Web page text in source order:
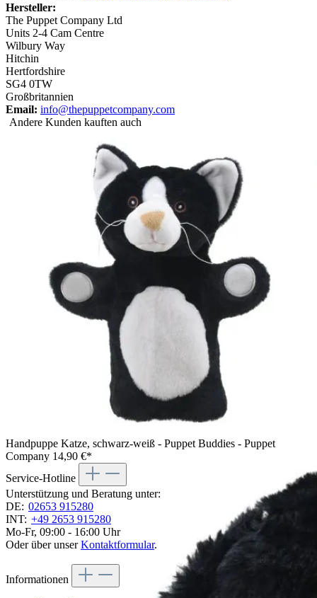
The Puppet Company Handpuppe Border Collie, Rückansicht
mit schwarzem Fell und angedeuteten Ohren
Hersteller:
The Puppet Company Ltd
Units 2-4 Cam Centre
Wilbury Way
Hitchin
Hertfordshire
SG4 0TW
Großbritannien
Email: info@thepuppetcompany.com
Andere Kunden kauften auch
Handpuppe Katze, schwarz-weiß - Puppet Buddies - Puppet
Company 14,90 €*
Service-Hotline
Unterstützung und Beratung unter:
DE: 02653 915280
INT: +49 2653 915280
Mo-Fr, 09:00 - 16:00 Uhr
Oder über unserKontaktformular.
Informationen